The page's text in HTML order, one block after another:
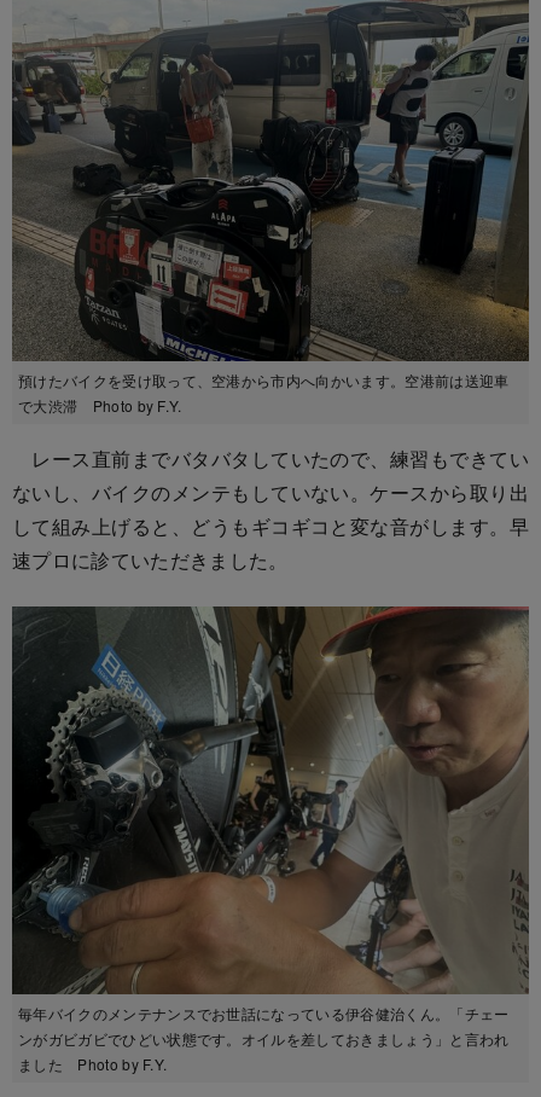
預けたバイクを受け取って、空港から市内へ向かいます。空港前は送迎車
で大渋滞 Photo by F.Y.
レース直前までバタバタしていたので、練習もできてい
ないし、バイクのメンテもしていない。ケースから取り出
して組み上げると、どうもギコギコと変な音がします。早
速プロに診ていただきました。
毎年バイクのメンテナンスでお世話になっている伊谷健治くん。「チェー
ンがガビガビでひどい状態です。オイルを差しておきましょう」と言われ
ました Photo by F.Y.